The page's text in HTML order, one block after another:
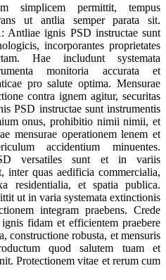
simplicem permittit, tempus
ut antlia semper parata sit.
ignis PSD instructae sunt
incorporantes proprietates
Hae includunt systemata
monitoria accurata et
pro salute optima. Mensurae
contra ignem agitur, securitas
PSD instructae sunt instrumentis
onus, prohibitio nimii nimii, et
mensurae operationem lenem et
accidentium minuentes.
versatiles sunt et in variis
inter quas aedificia commercialia,
residentialia, et spatia publica.
ut in varia systemata extinctionis
integram praebens. Crede
fidam et efficientem praebere
constructione robusta, et mensuris
quod salutem tuam et
Protectionem vitae et rerum cum